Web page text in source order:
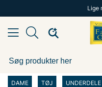
Lige
DAME TØJ UNDERDELE